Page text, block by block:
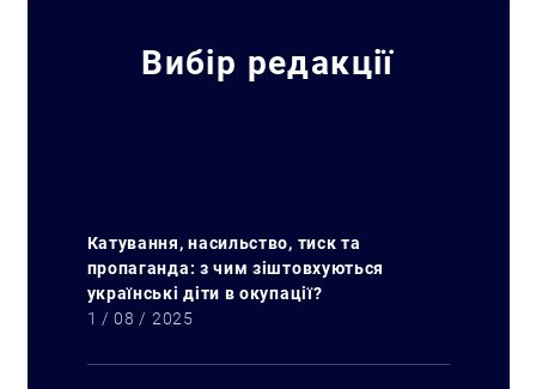
Вибір редакції
Катування, насильство, тиск та
пропаганда: з чим зіштовхуються
українські діти в окупації?
1 / 08 / 2025